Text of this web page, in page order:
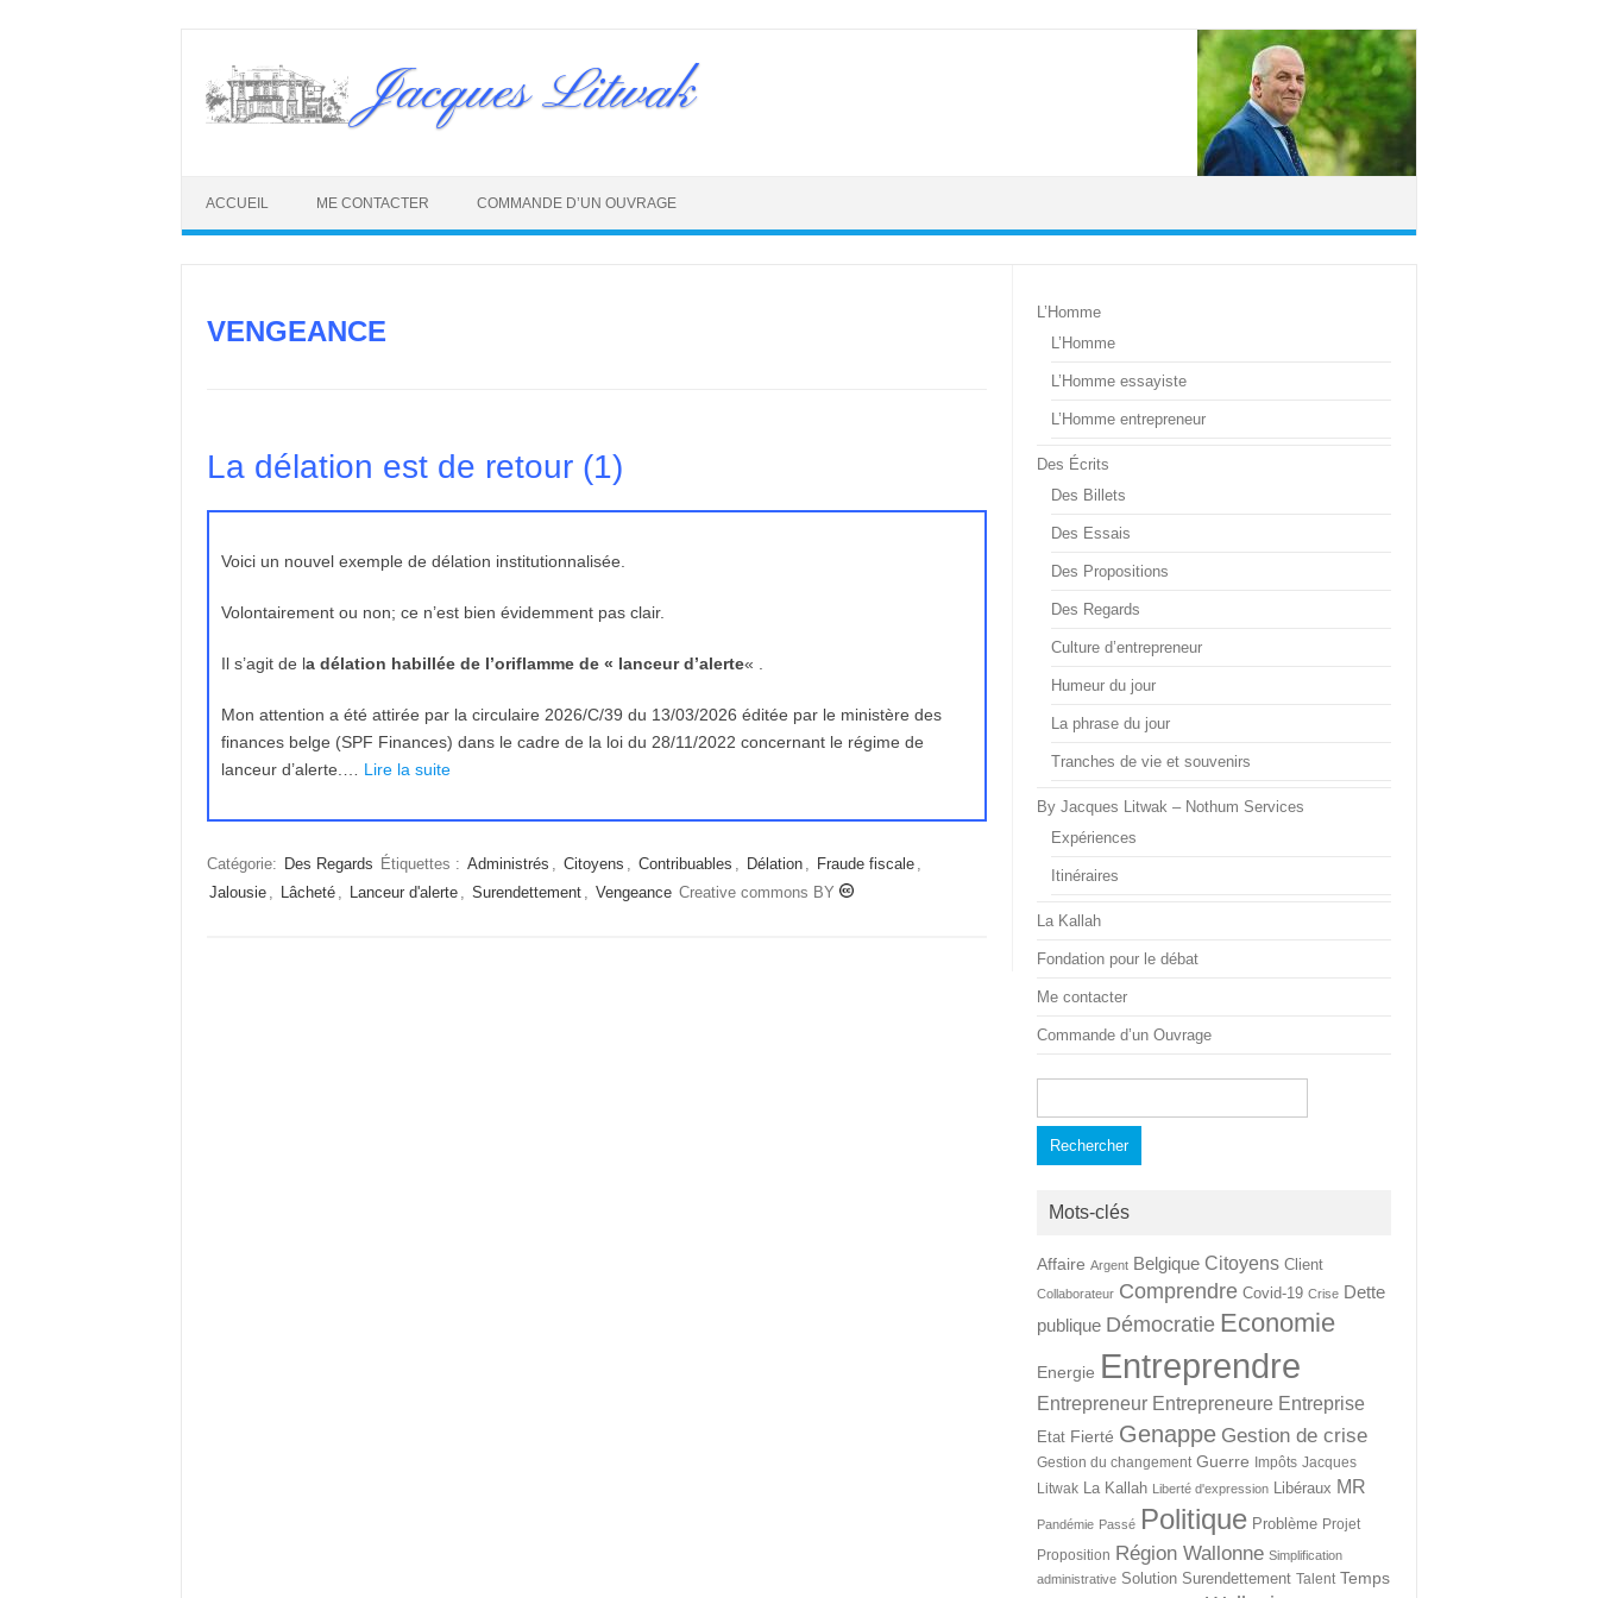
content
Jacques Litwak
ACCUEIL ME CONTACTER COMMANDE D’UN OUVRAGE
VENGEANCE
La délation est de retour (1)
Voici un nouvel exemple de délation institutionnalisée.
Volontairement ou non; ce n’est bien évidemment pas clair.
Il s’agit de la délation habillée de l’oriflamme de « lanceur d’alerte« .
Mon attention a été attirée par la circulaire 2026/C/39 du 13/03/2026 éditée par le ministère des
finances belge (SPF Finances) dans le cadre de la loi du 28/11/2022 concernant le régime de
lanceur d’alerte.… Lire la suite
Catégorie: Des Regards Étiquettes : Administrés , Citoyens , Contribuables , Délation , Fraude fiscale ,
Jalousie , Lâcheté , Lanceur d'alerte , Surendettement , Vengeance Creative commons BY
L’Homme
L’Homme
L’Homme essayiste
L’Homme entrepreneur
Des Écrits
Des Billets
Des Essais
Des Propositions
Des Regards
Culture d’entrepreneur
Humeur du jour
La phrase du jour
Tranches de vie et souvenirs
By Jacques Litwak – Nothum Services
Expériences
Itinéraires
La Kallah
Fondation pour le débat
Me contacter
Commande d’un Ouvrage
Mots-clés
Affaire Argent Belgique Citoyens Client
Collaborateur Comprendre Covid-19 Crise Dette
publique Démocratie Economie
Energie Entreprendre
Entrepreneur Entrepreneure Entreprise
Etat Fierté Genappe Gestion de crise
Gestion du changement Guerre Impôts Jacques
Litwak La Kallah Liberté d'expression Libéraux MR
Pandémie Passé Politique Problème Projet
Proposition Région Wallonne Simplification
administrative Solution Surendettement Talent Temps